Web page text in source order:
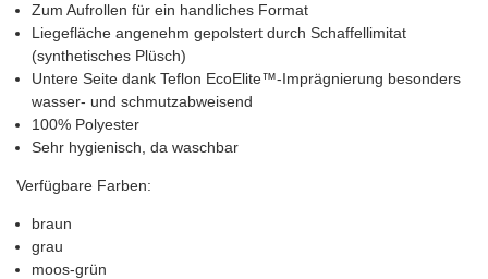
Zum Aufrollen für ein handliches Format
Liegefläche angenehm gepolstert durch Schaffellimitat
(synthetisches Plüsch)
Untere Seite dank Teflon EcoElite™-Imprägnierung besonders
wasser- und schmutzabweisend
100% Polyester
Sehr hygienisch, da waschbar
Verfügbare Farben:
braun
grau
moos-grün